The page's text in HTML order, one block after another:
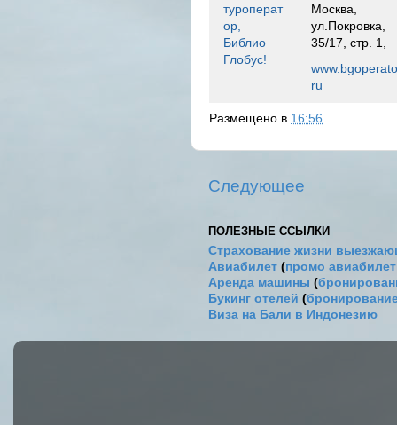
туроперат
ор,
Библио
Глобус!
Москва,
ул.Покровка,
35/17, стр. 1,
ru
Размещено в 16:56
Следующее
ПОЛЕЗНЫЕ ССЫЛКИ
Страхование жизни
Авиабилет (промо
Аренда машины (
Букинг отелей (
Виза на Бали в Индонезию